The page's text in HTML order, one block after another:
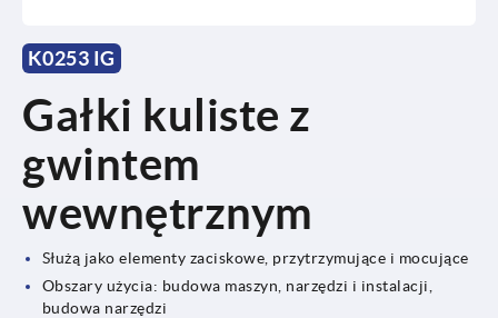
K0253 IG
Gałki kuliste z
gwintem
wewnętrznym
Służą jako elementy zaciskowe, przytrzymujące i mocujące
Obszary użycia: budowa maszyn, narzędzi i instalacji,
budowa narzędzi